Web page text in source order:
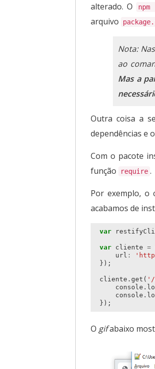
alterado. O
arquivo
Nota:
ao
Mas a
Outra coisa a
dependências e
Com o pacote
função
require .
Por exemplo, o
acabamos de
var
var cliente =
url :
});
cliente .get ( '/
console .
console .
});
O gifabaixo